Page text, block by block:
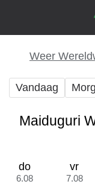
Weer
Vandaag
Maiduguri
do
6.08
vr
7.08